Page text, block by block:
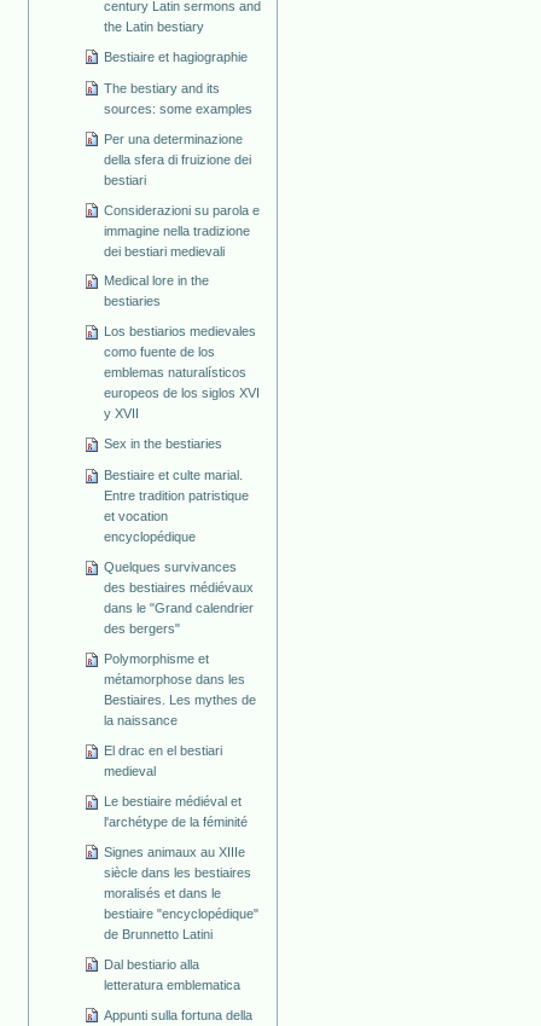
century Latin sermons and
the Latin bestiary
Bestiaire et hagiographie
The bestiary and its
sources: some examples
Per una determinazione
della sfera di fruizione dei
bestiari
Considerazioni su parola e
immagine nella tradizione
dei bestiari medievali
Medical lore in the
bestiaries
Los bestiarios medievales
como fuente de los
emblemas naturalísticos
europeos de los siglos XVI
y XVII
Sex in the bestiaries
Bestiaire et culte marial.
Entre tradition patristique
et vocation
encyclopédique
Quelques survivances
des bestiaires médiévaux
dans le "Grand calendrier
des bergers"
Polymorphisme et
métamorphose dans les
Bestiaires. Les mythes de
la naissance
El drac en el bestiari
medieval
Le bestiaire médiéval et
l'archétype de la féminité
Signes animaux au XIIIe
siècle dans les bestiaires
moralisés et dans le
bestiaire "encyclopédique"
de Brunnetto Latini
Dal bestiario alla
letteratura emblematica
Appunti sulla fortuna della